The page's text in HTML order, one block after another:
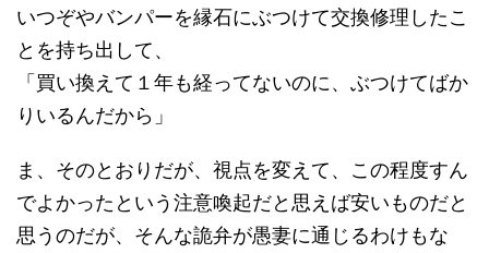
いつぞやバンパーを縁石にぶつけて交換修理したこ
とを持ち出して、
「買い換えて１年も経ってないのに、ぶつけてばか
りいるんだから」
ま、そのとおりだが、視点を変えて、この程度すん
でよかったという注意喚起だと思えば安いものだと
思うのだが、そんな詭弁が愚妻に通じるわけもな